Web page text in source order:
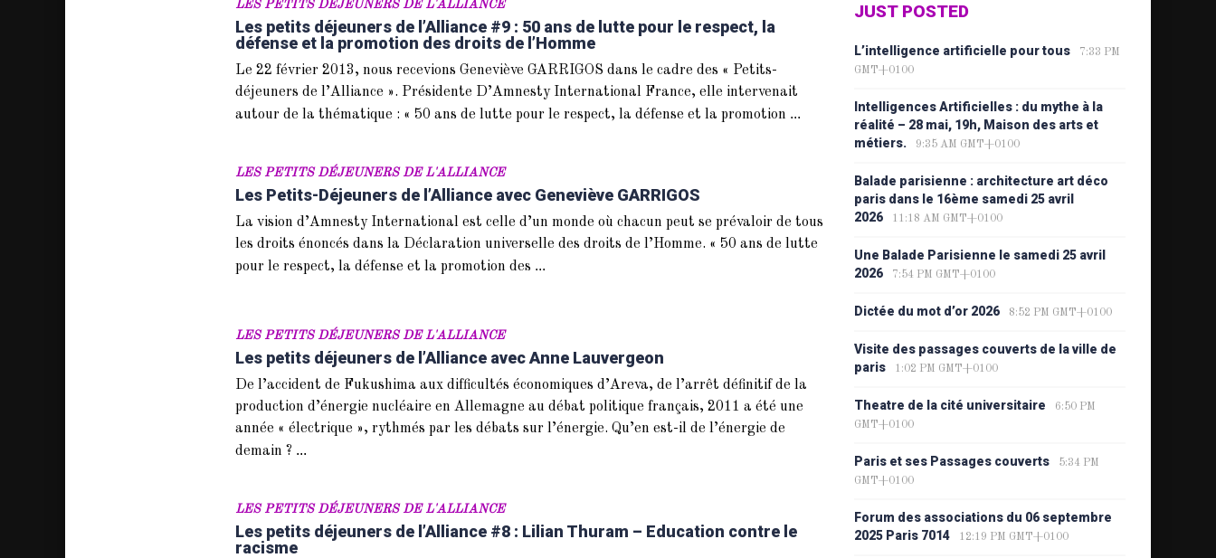
LES PETITS DÉJEUNERS DE L'ALLIANCE
Les petits déjeuners de l’Alliance #9 : 50 ans de lutte pour le respect, la
défense et la promotion des droits de l’Homme
Le 22 février 2013, nous recevions Geneviève GARRIGOS dans le cadre des « Petits-
déjeuners de l’Alliance ». Présidente D’Amnesty International France, elle intervenait
autour de la thématique : « 50 ans de lutte pour le respect, la défense et la promotion ...
LES PETITS DÉJEUNERS DE L'ALLIANCE
Les Petits-Déjeuners de l’Alliance avec Geneviève GARRIGOS
La vision d’Amnesty International est celle d’un monde où chacun peut se prévaloir de tous
les droits énoncés dans la Déclaration universelle des droits de l’Homme. « 50 ans de lutte
pour le respect, la défense et la promotion des ...
LES PETITS DÉJEUNERS DE L'ALLIANCE
Les petits déjeuners de l’Alliance avec Anne Lauvergeon
De l’accident de Fukushima aux difficultés économiques d’Areva, de l’arrêt définitif de la
production d’énergie nucléaire en Allemagne au débat politique français, 2011 a été une
année « électrique », rythmés par les débats sur l’énergie. Qu’en est-il de l’énergie de
demain ? ...
LES PETITS DÉJEUNERS DE L'ALLIANCE
Les petits déjeuners de l’Alliance #8 : Lilian Thuram – Education contre le
racisme
JUST POSTED
L’intelligence artificielle pour tous
7:33 PM
GMT+0100
Intelligences Artificielles : du mythe à la
réalité – 28 mai, 19h, Maison des arts et
métiers.
9:35 AM GMT+0100
Balade parisienne : architecture art déco
paris dans le 16ème samedi 25 avril
2026
11:18 AM GMT+0100
Une Balade Parisienne le samedi 25 avril
2026
7:54 PM GMT+0100
Dictée du mot d’or 2026 8:52 PM GMT+0100
Visite des passages couverts de la ville de
paris
1:02 PM GMT+0100
Theatre de la cité universitaire
6:50 PM
GMT+0100
Paris et ses Passages couverts
5:34 PM
GMT+0100
Forum des associations du 06 septembre
2025 Paris 7014
12:19 PM GMT+0100